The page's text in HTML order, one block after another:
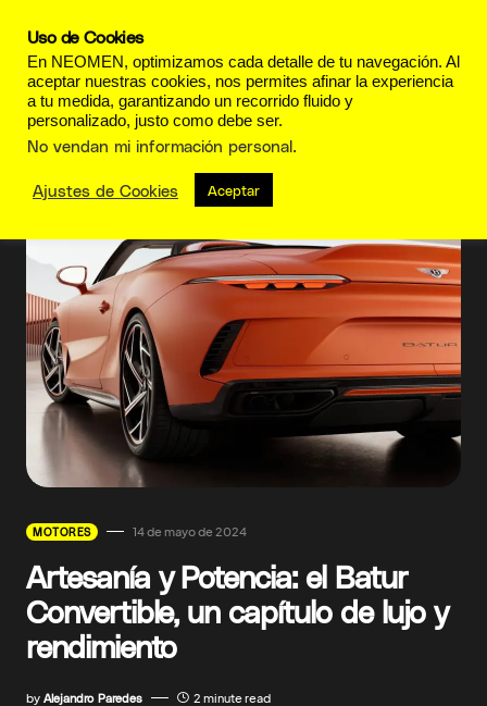
Mulliner
MOTORES 14 de mayo de 2024
Artesanía y Potencia: el Batur
Convertible, un capítulo de lujo y
rendimiento
by Alejandro Paredes 2 minute read
Uso de Cookies
En NEOMEN, optimizamos cada detalle de tu navegación. Al
aceptar nuestras cookies, nos permites afinar la experiencia
a tu medida, garantizando un recorrido fluido y
personalizado, justo como debe ser.
No vendan mi información personal.
Ajustes de Cookies Aceptar